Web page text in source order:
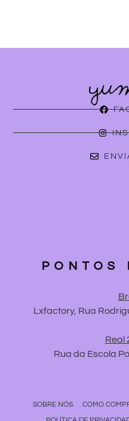
PONTOS
Lxfactory, Rua
Real
Rua da Escola
SOBRE NÓS COMO